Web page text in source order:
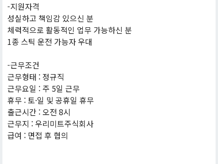
-지원자격
성실하고 책임감 있으신 분
체력적으로 활동적인 업무 가능하신 분
1종 스틱 운전 가능자 우대
-근무조건
근무형태 : 정규직
근무요일 : 주 5일 근무
휴무 : 토·일 및 공휴일 휴무
출근시간 : 오전 8시
근무지 : 우리미트주식회사
급여 : 면접 후 협의